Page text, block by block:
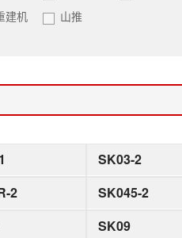
建机 山推
SK03-2
2 SK045-2
SK09